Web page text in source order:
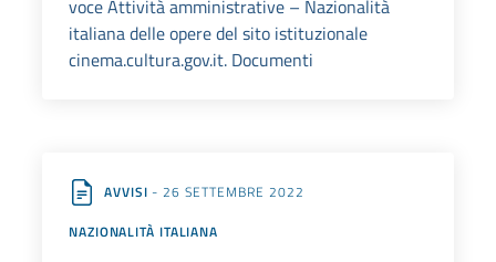
voce Attività amministrative – Nazionalità
italiana delle opere del sito istituzionale
cinema.cultura.gov.it. Documenti
AVVISI - 26 SETTEMBRE 2022
NAZIONALITÀ ITALIANA